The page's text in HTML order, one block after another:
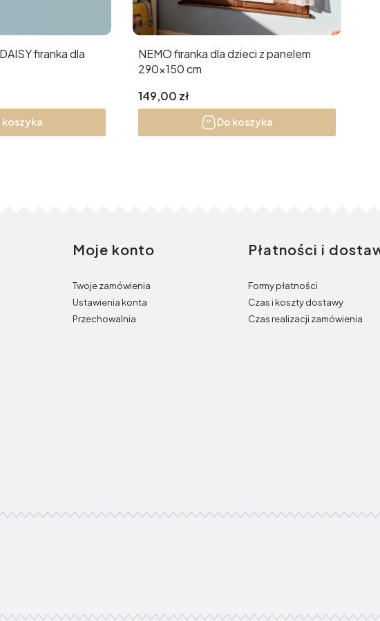
koszyka
NEMO firanka dla dzieci z panelem
290x150 cm
Cena
149,00 zł
Do koszyka
Moje konto
Twoje zamówienia
Ustawienia konta
Przechowalnia
Płatności i
Formy płatności
Czas i koszty dostawy
Czas realizacji zamówienia